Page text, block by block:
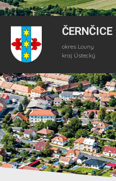
ČERNČICE
okres Louny
kraj Ústecký